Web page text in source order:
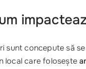
sunt concepute să
local care folosește